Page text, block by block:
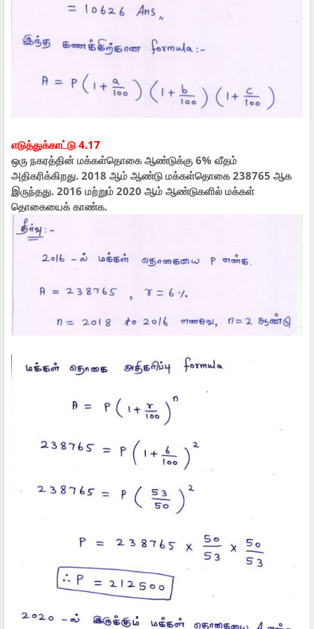
எடுத்துக்காட்டு 4.17
ஒரு நகரத்தின் மக்கள்தொகை ஆண்டுக்கு 6% வீதம்
அதிகரிக்கிறது. 2018 ஆம் ஆண்டு மக்கள்தொகை 238765 ஆக
இருந்தது. 2016 மற்றும் 2020 ஆம் ஆண்டுகளில் மக்கள்
தொகையைக் காண்க.